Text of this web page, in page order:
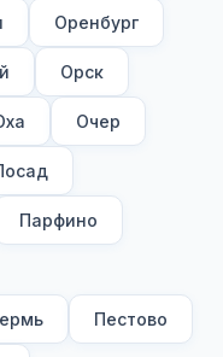
Оренбург
Орск
Очер
Парфино
Пестово